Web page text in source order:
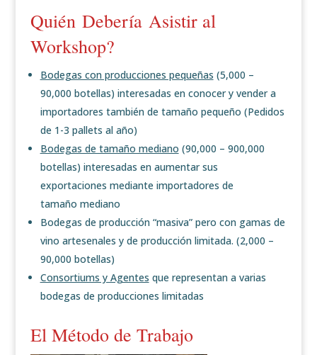
Quién Debería Asistir al
Workshop?
Bodegas con producciones pequeñas (5,000 –
90,000 botellas) interesadas en conocer y vender a
importadores también de tamaño pequeño (Pedidos
de 1-3 pallets al año)
Bodegas de tamaño mediano (90,000 – 900,000
botellas) interesadas en aumentar sus
exportaciones mediante importadores de
tamaño mediano
Bodegas de producción “masiva” pero con gamas de
vino artesenales y de producción limitada. (2,000 –
90,000 botellas)
Consortiums y Agentes que representan a varias
bodegas de producciones limitadas
El Método de Trabajo